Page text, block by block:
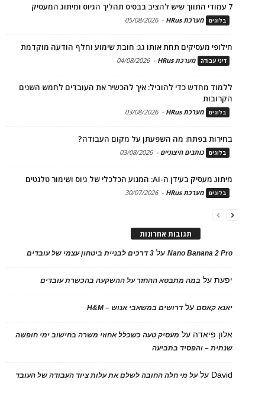
7 עמודי התווך שיש להציב בבסיס תהליך הגיוס ומיתוג המעסיק
בלוגים מערכת HRus -
05/08/2026
חילופי מעסיקים תחת אותו גג: חובת שימוע וחלף הודעה מוקדמת
דיני עבודה מערכת HRus -
04/08/2026
ללמוד מחדש כדי להוביל: איך להכשיר את העובדים לחמש השנים
הקרובות
בלוגים מערכת HRus -
03/08/2026
בחירות בפתח: מה השפעתן על מקום העבודה?
בלוגים כותבים חיצוניים -
03/08/2026
מיתוג מעסיק בעידן ה-AI: המנוע הכלכלי של גיוס ושימור טלנטים
בלוגים מערכת HRus -
30/07/2026
תגובות אחרונות
Nano Banana 2 Proעל 3 דרכים לבניית ביטחון עצמי של עובדים
יפעתעל במה מתבטא ההחזר על ההשקעה בהכשרת עובדים
יאנא קאסםעלדרושים במשאבי אנוש – H&M
אלון פיאדה על מעסיק טעה כשכלל אחוזי משרה בחישוב ימי חופשה
שנתית – והפסיד בתביעה
David עלעל מי חלה החובה לשלם את עלות ציוד העבודה של העובד